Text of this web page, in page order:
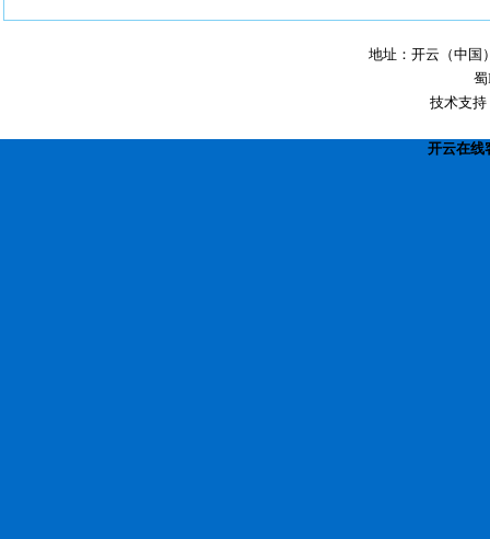
地址：开云（中国
蜀
技术支
开云在线